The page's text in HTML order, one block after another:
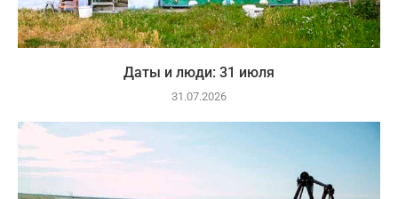
Даты и люди: 31 июля
31.07.2026